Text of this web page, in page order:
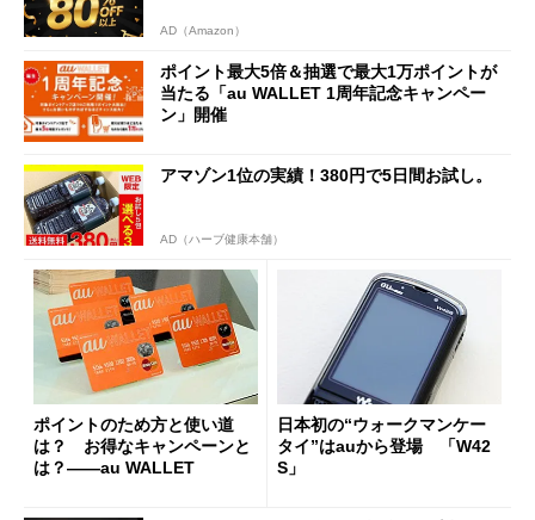
AD（Amazon）
ポイント最大5倍＆抽選で最大1万ポイントが
当たる「au WALLET 1周年記念キャンペー
ン」開催
アマゾン1位の実績！380円で5日間お試し。
AD（ハーブ健康本舗）
ポイントのため方と使い道
は？ お得なキャンペーンと
は？――au WALLET
日本初の“ウォークマンケー
タイ”はauから登場 「W42
S」